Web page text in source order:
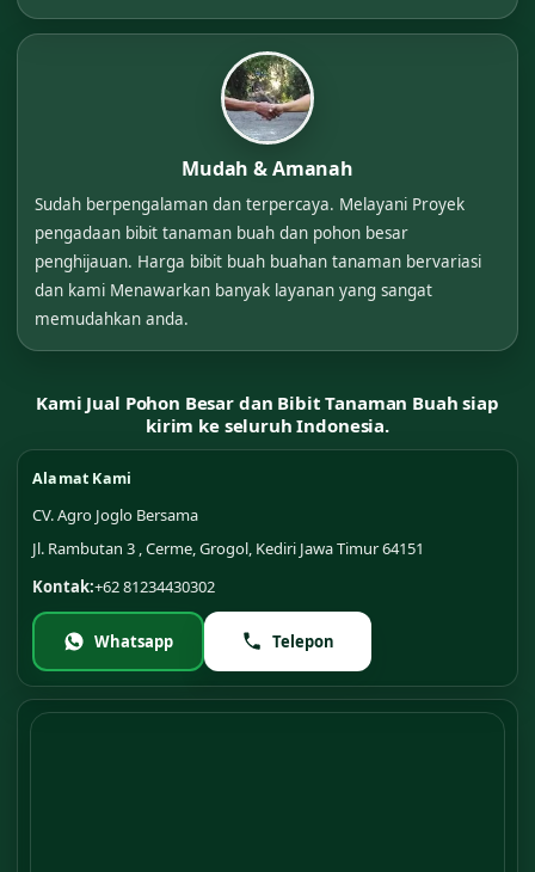
Mudah & Amanah
Sudah berpengalaman dan terpercaya. Melayani Proyek
pengadaan bibit tanaman buah dan pohon besar
penghijauan. Harga bibit buah buahan tanaman bervariasi
dan kami Menawarkan banyak layanan yang sangat
memudahkan anda.
Kami Jual Pohon Besar dan Bibit Tanaman Buah siap
kirim ke seluruh Indonesia.
Alamat Kami
CV. Agro Joglo Bersama
Jl. Rambutan 3 , Cerme, Grogol, Kediri Jawa Timur 64151
Kontak:+62 81234430302
Whatsapp Telepon